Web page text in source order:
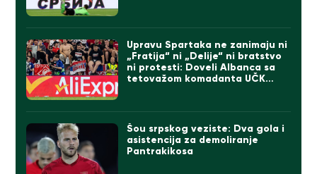
Upravu Spartaka ne zanimaju ni
„Fratija“ ni „Delije“ ni bratstvo
ni protesti: Doveli Albanca sa
tetovažom komadanta UČK
Šou srpskog veziste: Dva gola i
asistencija za demoliranje
Pantrakikosa